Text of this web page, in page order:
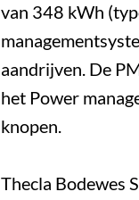
van 348 kWh
aandrijven. De
het Power
knopen.
Thecla Bodewes